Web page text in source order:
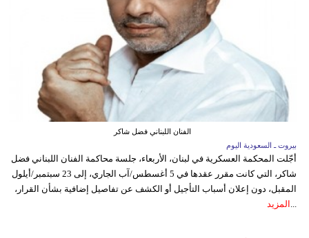
الفنان اللبناني فضل شاكر
بيروت ـ السعودية اليوم
أجّلت المحكمة العسكرية في لبنان، الأربعاء، جلسة محاكمة الفنان اللبناني فضل
شاكر، التي كانت مقرر عقدها في 5 أغسطس/آب الجاري، إلى 23 سبتمبر/أيلول
المقبل، دون إعلان أسباب التأجيل أو الكشف عن تفاصيل إضافية بشأن القرار،
المزيد